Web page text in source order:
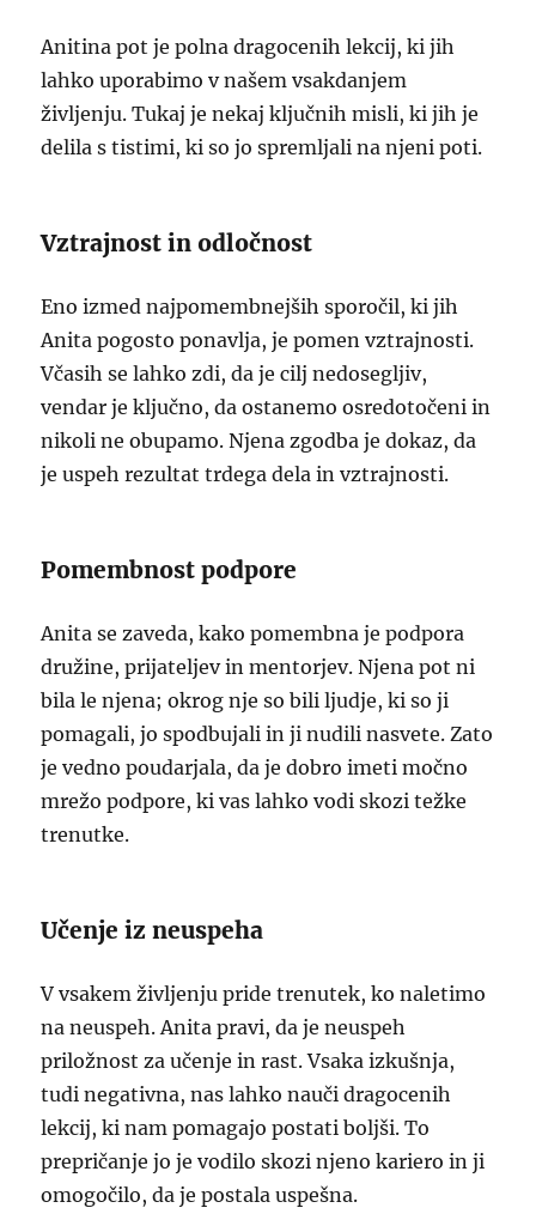
Anitina pot je polna dragocenih lekcij, ki jih
lahko uporabimo v našem vsakdanjem
življenju. Tukaj je nekaj ključnih misli, ki jih je
delila s tistimi, ki so jo spremljali na njeni poti.
Vztrajnost in odločnost
Eno izmed najpomembnejših sporočil, ki jih
Anita pogosto ponavlja, je pomen vztrajnosti.
Včasih se lahko zdi, da je cilj nedosegljiv,
vendar je ključno, da ostanemo osredotočeni in
nikoli ne obupamo. Njena zgodba je dokaz, da
je uspeh rezultat trdega dela in vztrajnosti.
Pomembnost podpore
Anita se zaveda, kako pomembna je podpora
družine, prijateljev in mentorjev. Njena pot ni
bila le njena; okrog nje so bili ljudje, ki so ji
pomagali, jo spodbujali in ji nudili nasvete. Zato
je vedno poudarjala, da je dobro imeti močno
mrežo podpore, ki vas lahko vodi skozi težke
trenutke.
Učenje iz neuspeha
V vsakem življenju pride trenutek, ko naletimo
na neuspeh. Anita pravi, da je neuspeh
priložnost za učenje in rast. Vsaka izkušnja,
tudi negativna, nas lahko nauči dragocenih
lekcij, ki nam pomagajo postati boljši. To
prepričanje jo je vodilo skozi njeno kariero in ji
omogočilo, da je postala uspešna.